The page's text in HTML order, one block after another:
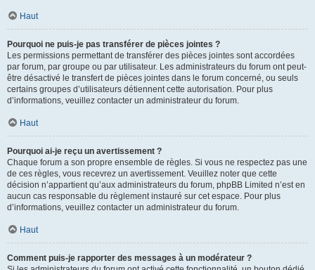
Haut
Pourquoi ne puis-je pas transférer de pièces jointes ?
Les permissions permettant de transférer des pièces jointes sont accordées
par forum, par groupe ou par utilisateur. Les administrateurs du forum ont peut-
être désactivé le transfert de pièces jointes dans le forum concerné, ou seuls
certains groupes d’utilisateurs détiennent cette autorisation. Pour plus
d’informations, veuillez contacter un administrateur du forum.
Haut
Pourquoi ai-je reçu un avertissement ?
Chaque forum a son propre ensemble de règles. Si vous ne respectez pas une
de ces règles, vous recevrez un avertissement. Veuillez noter que cette
décision n’appartient qu’aux administrateurs du forum, phpBB Limited n’est en
aucun cas responsable du règlement instauré sur cet espace. Pour plus
d’informations, veuillez contacter un administrateur du forum.
Haut
Comment puis-je rapporter des messages à un modérateur ?